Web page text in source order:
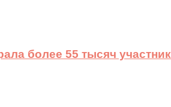
более 55 тысяч